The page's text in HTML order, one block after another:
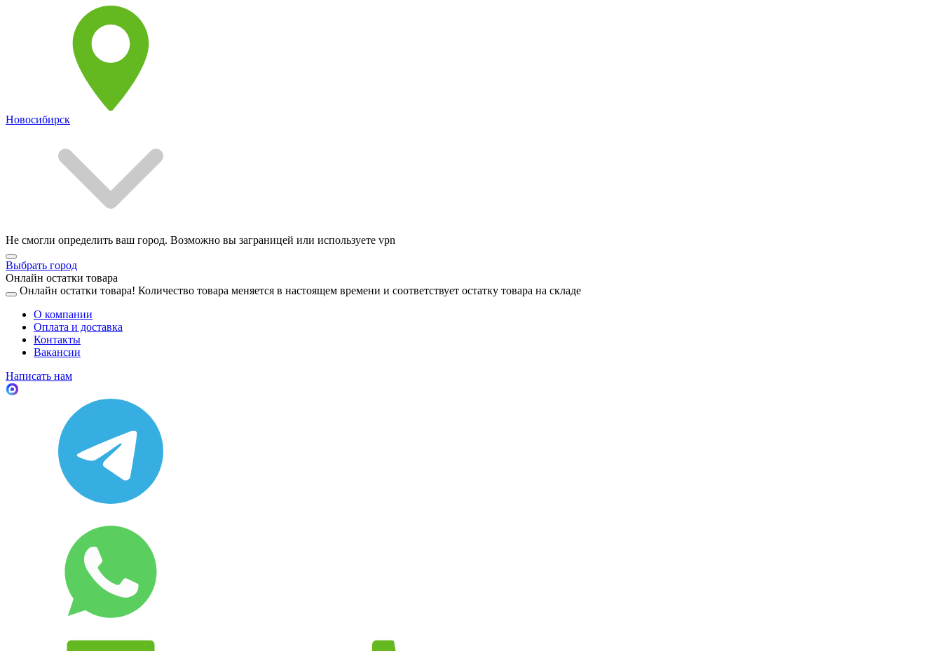
Новосибирск
Не смогли определить ваш город. Возможно вы заграницей или используете vpn
Выбрать город
Онлайн остатки товара
Онлайн остатки товара! Количество товара меняется в настоящем времени и соответствует остатку товара на складе
О компании
Оплата и доставка
Контакты
Вакансии
Написать нам